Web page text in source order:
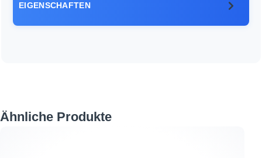
EIGENSCHAFTEN
Produktgalerie überspringen
Ähnliche Produkte